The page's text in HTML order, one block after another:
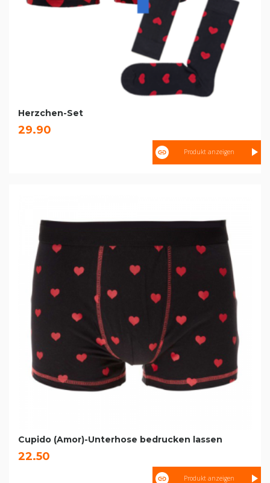
Herzchen-Set
29.90
Produkt anzeigen
Cupido (Amor)-Unterhose bedrucken lassen
22.50
Produkt anzeigen